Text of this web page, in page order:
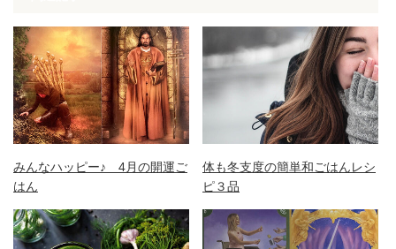
みんなハッピー♪ 4月の開運ご
はん
体も冬支度の簡単和ごはんレシ
ピ３品